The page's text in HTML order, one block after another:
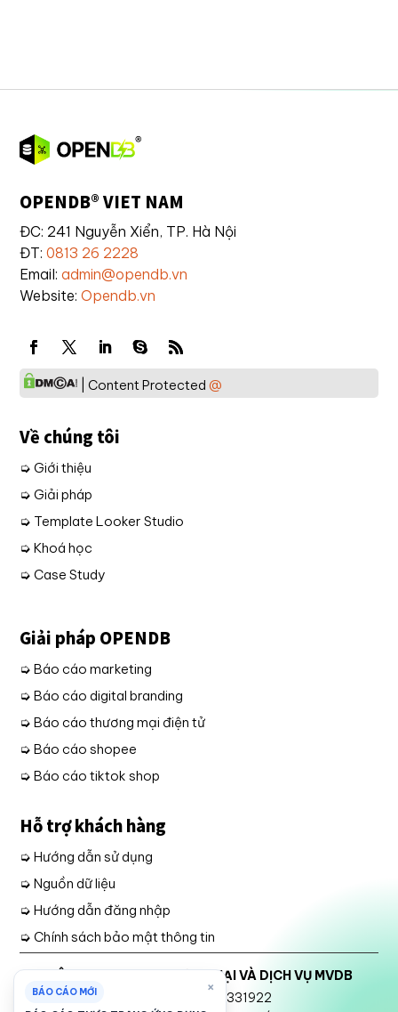
OPENDB® VIET NAM
ĐC: 241 Nguyễn Xiển, TP. Hà Nội
ĐT:0813 26 2228
Email:admin@opendb.vn
Website:Opendb.vn
| Content Protected@
Về chúng tôi
➭ Giới thiệu
➭ Giải pháp
➭ Template Looker Studio
➭ Khoá học
➭ Case Study
Giải pháp OPENDB
➭ Báo cáo marketing
➭ Báo cáo digital branding
➭ Báo cáo thương mại điện tử
➭ Báo cáo shopee
➭ Báo cáo tiktok shop
Hỗ trợ khách hàng
➭ Hướng dẫn sử dụng
➭ Nguồn dữ liệu
➭ Hướng dẫn đăng nhập
➭ Chính sách bảo mật thông tin
CÔNG TY TNHH THƯƠNG MẠI VÀ DỊCH VỤ MVDB
Mã số thuế: 2301331922
×
BÁO CÁO MỚI